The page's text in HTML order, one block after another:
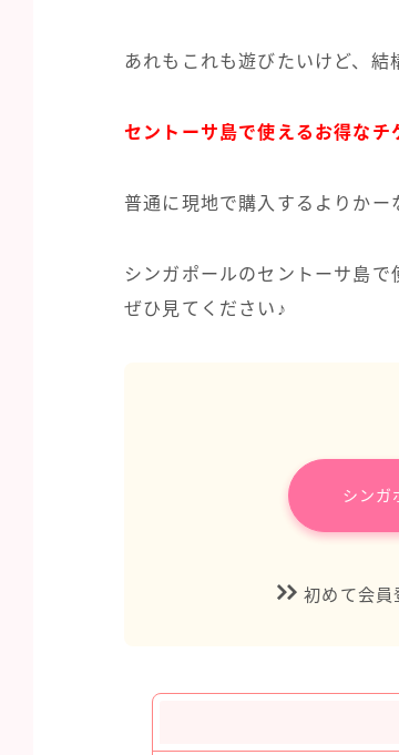
あれもこれも遊びたいけど、結
セントーサ島で使えるお得なチ
普通に現地で購入するよりかー
シンガポールのセントーサ島
ぜひ見てください♪
シンガ
初めて会員